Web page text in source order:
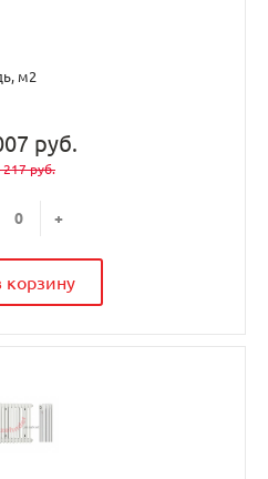
м2
руб.
217 руб.
+
корзину